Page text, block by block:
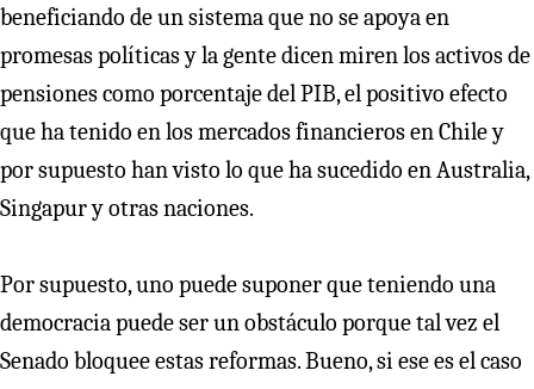
beneficiando de un sistema que no se apoya en
promesas políticas y la gente dicen miren los activos de
pensiones como porcentaje del PIB, el positivo efecto
que ha tenido en los mercados financieros en Chile y
por supuesto han visto lo que ha sucedido en Australia,
Singapur y otras naciones.
Por supuesto, uno puede suponer que teniendo una
democracia puede ser un obstáculo porque tal vez el
Senado bloquee estas reformas. Bueno, si ese es el caso